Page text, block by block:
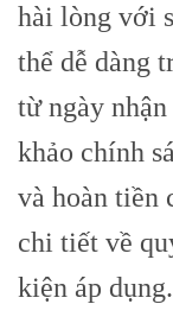
hài lòng với
thể dễ dàng
từ ngày
khảo chính
và hoàn tiền
chi tiết về
kiện áp dụng.